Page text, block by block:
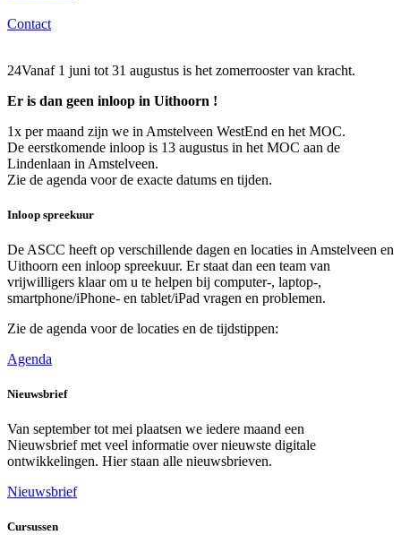
Contact
24Vanaf 1 juni tot 31 augustus is het zomerrooster van kracht.
Er is dan geen inloop in Uithoorn !
1x per maand zijn we in Amstelveen WestEnd en het MOC.
De eerstkomende inloop is 13 augustus in het MOC aan de
Lindenlaan in Amstelveen.
Zie de agenda voor de exacte datums en tijden.
Inloop spreekuur
De ASCC heeft op verschillende dagen en locaties in Amstelveen en
Uithoorn een inloop spreekuur. Er staat dan een team van
vrijwilligers klaar om u te helpen bij computer-, laptop-,
smartphone/iPhone- en tablet/iPad vragen en problemen.
Zie de agenda voor de locaties en de tijdstippen:
Agenda
Nieuwsbrief
Van september tot mei plaatsen we iedere maand een
Nieuwsbriefmet veel informatie over nieuwste digitale
ontwikkelingen. Hier staan alle nieuwsbrieven.
Nieuwsbrief
Cursussen